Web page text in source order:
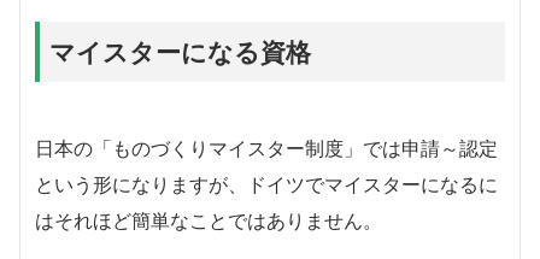
マイスターになる資格
日本の「ものづくりマイスター制度」では申請～認定
という形になりますが、ドイツでマイスターになるに
はそれほど簡単なことではありません。